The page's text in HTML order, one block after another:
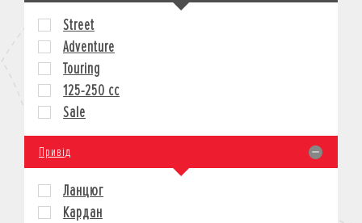
КОРПОРАТИВНИМ КЛІЄНТАМ
МОТОЦИКЛИ
КРЕДИТ
СТРАХУВАННЯ
КОРПОРАТИВНИМ КЛІЄНТАМ
Street
Adventure
Touring
125-250 cc
Sale
Привід
Ланцюг
Кардан